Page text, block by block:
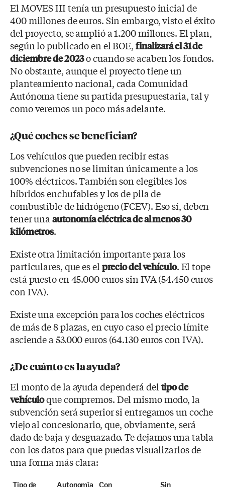
El MOVES III tenía un presupuesto inicial de
400 millones de euros. Sin embargo, visto el éxito
del proyecto, se amplió a 1.200 millones. El plan,
según lo publicado en el BOE, finalizará el 31 de
diciembre de 2023o cuando se acaben los fondos.
No obstante, aunque el proyecto tiene un
planteamiento nacional, cada Comunidad
Autónoma tiene su partida presupuestaria, tal y
como veremos un poco más adelante.
¿Qué coches se benefician?
Los vehículos que pueden recibir estas
subvenciones no se limitan únicamente a los
100% eléctricos. También son elegibles los
híbridos enchufables y los de pila de
combustible de hidrógeno (FCEV). Eso sí, deben
tener unaautonomía eléctrica de al menos 30
kilómetros.
Existe otra limitación importante para los
particulares, que es el precio del vehículo. El tope
está puesto en 45.000 euros sin IVA (54.450 euros
con IVA).
Existe una excepción para los coches eléctricos
de más de 8 plazas, en cuyo caso el precio límite
asciende a 53.000 euros (64.130 euros con IVA).
¿De cuánto es la ayuda?
El monto de la ayuda dependerá del tipo de
vehículoque compremos. Del mismo modo, la
subvención será superior si entregamos un coche
viejo al concesionario, que, obviamente, será
dado de baja y desguazado. Te dejamos una tabla
con los datos para que puedas visualizarlos de
una forma más clara:
Tipo de Autonomía Con Sin